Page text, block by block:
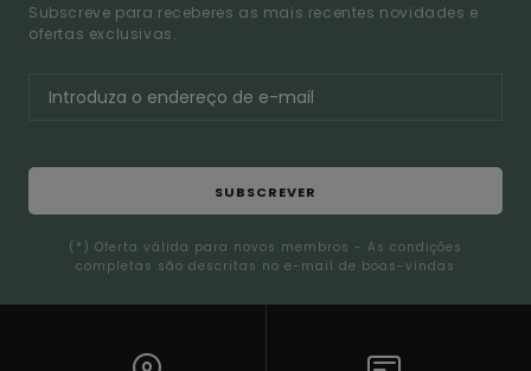
Subscreve para receberes as mais recentes novidades e
ofertas exclusivas.
SUBSCREVER
(*) Oferta válida para novos membros - As condições
completas são descritas no e-mail de boas-vindas